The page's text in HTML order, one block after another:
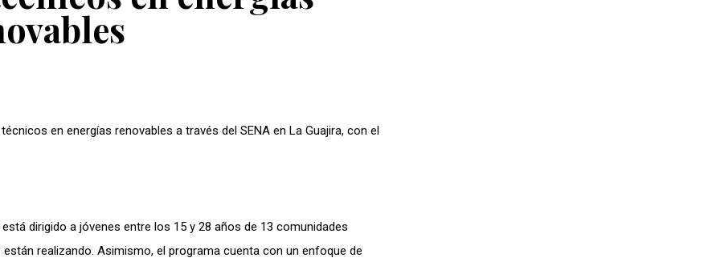
en energías renovables a través del SENA en La Guajira, con el
dirigido a jóvenes entre los 15 y 28 años de 13 comunidades
realizando. Asimismo, el programa cuenta con un enfoque de